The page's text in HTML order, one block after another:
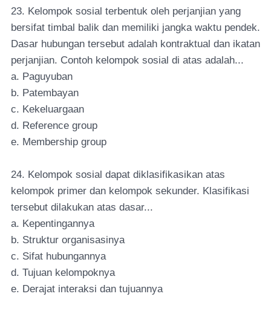
23. Kelompok sosial terbentuk oleh perjanjian yang
bersifat timbal balik dan memiliki jangka waktu pendek.
Dasar hubungan tersebut adalah kontraktual dan ikatan
perjanjian. Contoh kelompok sosial di atas adalah...
a. Paguyuban
b. Patembayan
c. Kekeluargaan
d. Reference group
e. Membership group
24. Kelompok sosial dapat diklasifikasikan atas
kelompok primer dan kelompok sekunder. Klasifikasi
tersebut dilakukan atas dasar...
a. Kepentingannya
b. Struktur organisasinya
c. Sifat hubungannya
d. Tujuan kelompoknya
e. Derajat interaksi dan tujuannya